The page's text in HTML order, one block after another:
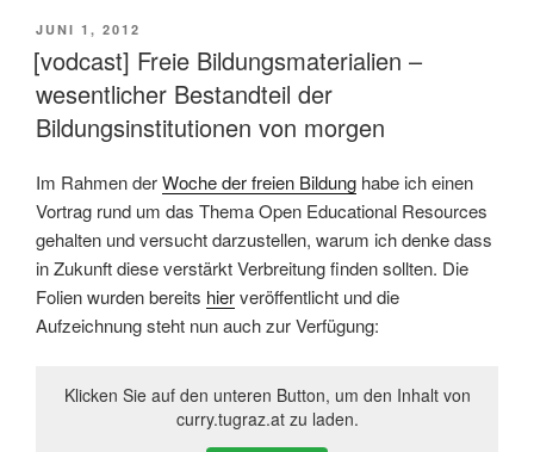
VERÖFFENTLICHT
AM
JUNI 1, 2012
[vodcast] Freie Bildungsmaterialien –
wesentlicher Bestandteil der
Bildungsinstitutionen von morgen
Im Rahmen derWoche der freien Bildung habe ich einen
Vortrag rund um das Thema Open Educational Resources
gehalten und versucht darzustellen, warum ich denke dass
in Zukunft diese verstärkt Verbreitung finden sollten. Die
Folien wurden bereits hierveröffentlicht und die
Aufzeichnung steht nun auch zur Verfügung:
Klicken Sie auf den unteren Button, um den Inhalt von
curry.tugraz.at zu laden.